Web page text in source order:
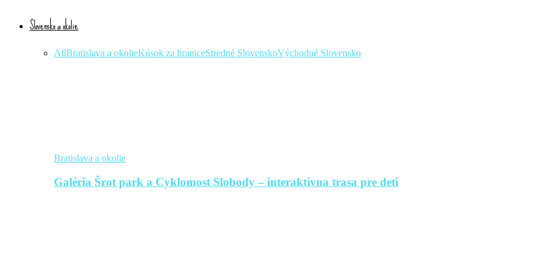
Slovensko a okolie
AllBratislava a okolieKúsok za hraniceStredné SlovenskoVýchodné Slovensko
Bratislava a okolie
Galéria Šrot park a Cyklomost Slobody – interaktívna trasa pre deti